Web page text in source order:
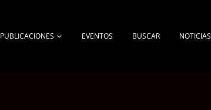
PUBLICACIONES EVENTOS BUSCAR NOTICIAS